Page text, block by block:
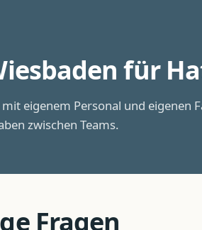
für
eigenem Personal und eigenen
zwischen Teams.
Fragen